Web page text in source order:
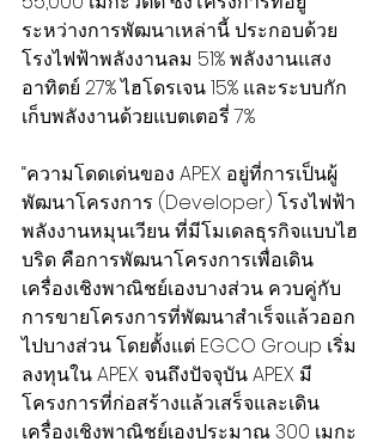
ระหว่างการพัฒนาเหล่านี้ ประกอบด้วย
โรงไฟฟ้าพลังงานลม 51% พลังงานแสง
อาทิตย์ 27% ไฮโดรเจน 15% และระบบกัก
เก็บพลังงานด้วยแบตเตอรี่ 7%
“ความโดดเด่นของ APEX อยู่ที่การเป็นผู้
พัฒนาโครงการ (Developer) โรงไฟฟ้า
พลังงานหมุนเวียน ที่มีโมเดลธุรกิจแบบไฮ
บริด คือการพัฒนาโครงการเพื่อเดิน
เครื่องเชิงพาณิชย์เองบางส่วน ควบคู่กับ
การขายโครงการที่พัฒนาสำเร็จแล้วออก
ไปบางส่วน โดยตั้งแต่ EGCO Group เริ่ม
ลงทุนใน APEX จนถึงปัจจุบัน APEX มี
โครงการที่ก่อสร้างแล้วเสร็จและเดิน
เครื่องเชิงพาณิชย์เองประมาณ 300 เมกะ